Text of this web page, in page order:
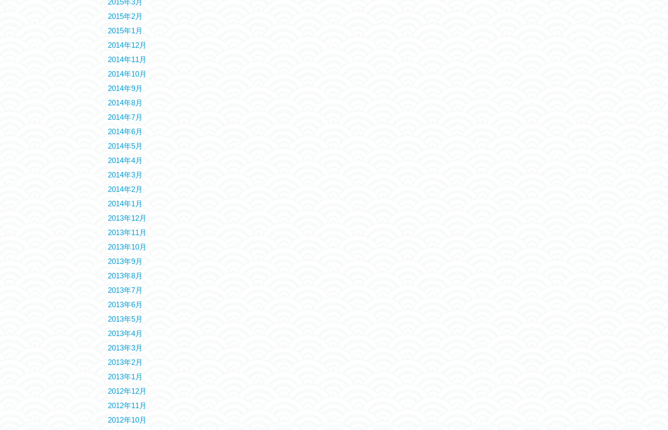
2015年3月
2015年2月
2015年1月
2014年12月
2014年11月
2014年10月
2014年9月
2014年8月
2014年7月
2014年6月
2014年5月
2014年4月
2014年3月
2014年2月
2014年1月
2013年12月
2013年11月
2013年10月
2013年9月
2013年8月
2013年7月
2013年6月
2013年5月
2013年4月
2013年3月
2013年2月
2013年1月
2012年12月
2012年11月
2012年10月